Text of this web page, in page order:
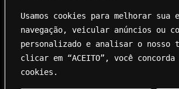
Usamos cookies para melhorar sua
navegação, veicular anúncios ou
personalizado e analisar o nosso
clicar em “ACEITO”, você concorda
cookies.
Royal Carbon Creations Unipessoal, Lda. EN
8135-040 Almancil NIF